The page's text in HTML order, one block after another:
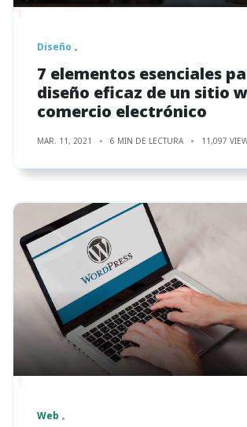
Diseño
7 elementos esenciales
diseño eficaz de un sitio
comercio electrónico
MAR. 11, 2021 6 MIN DE LECTURA 11,097
Web